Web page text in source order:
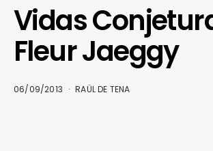
Vidas
Fleur Jaeggy
06/09/2013 RAÜL DE TENA